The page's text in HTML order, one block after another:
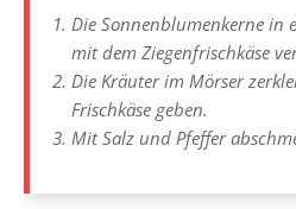
Die Sonnenblumenkerne in
mit dem Ziegenfrischkäse
Die Kräuter im Mörser
Frischkäse geben.
Mit Salz und Pfeffer